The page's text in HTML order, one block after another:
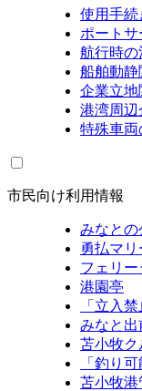
使用手続
ポートサ
航行時の
船舶動静
企業立地
港湾周辺
特殊車両
市民向け利用情報
みなとの
勇払マリ
フェリ
港園亭
「立入
みなと出
苫小牧ク
「釣り
苫小牧港